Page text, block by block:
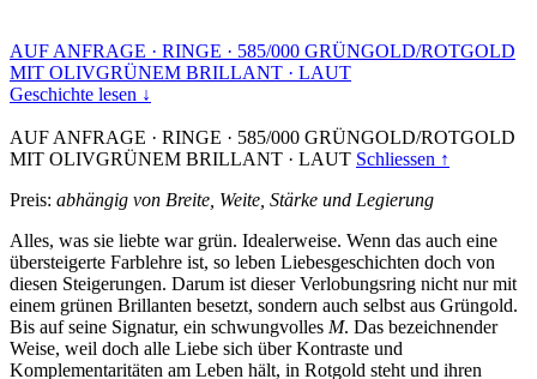
AUF ANFRAGE · RINGE · 585/000 GRÜNGOLD/ROTGOLD
MIT OLIVGRÜNEM BRILLANT · LAUT
Geschichte lesen ↓
AUF ANFRAGE · RINGE · 585/000 GRÜNGOLD/ROTGOLD
MIT OLIVGRÜNEM BRILLANT · LAUT Schliessen ↑
Preis: abhängig von Breite, Weite, Stärke und Legierung
Alles, was sie liebte war grün. Idealerweise. Wenn das auch eine
übersteigerte Farblehre ist, so leben Liebesgeschichten doch von
diesen Steigerungen. Darum ist dieser Verlobungsring nicht nur mit
einem grünen Brillanten besetzt, sondern auch selbst aus Grüngold.
Bis auf seine Signatur, ein schwungvolles M. Das bezeichnender
Weise, weil doch alle Liebe sich über Kontraste und
Komplementaritäten am Leben hält, in Rotgold steht und ihren